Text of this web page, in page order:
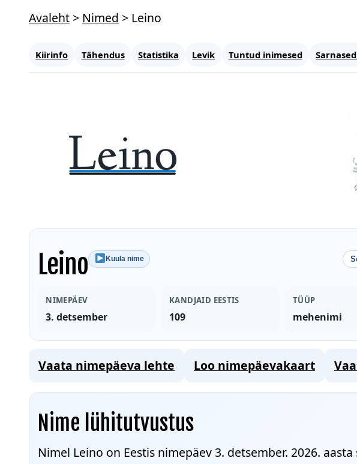
Avaleht > Nimed > Leino
Kiirinfo Tähendus Statistika Levik Tuntud inimesed
Leino Kuula nime
NIMEPÄEV
3. detsember
KANDJAID EESTIS
109
TÜÜP
mehenimi
Vaata nimepäeva lehte Loo nimepäevakaart
Nime lühitutvustus
Nimel Leino on Eestis nimepäev 3. detsember. 2026.